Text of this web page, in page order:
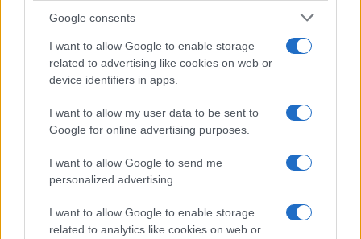
Google consents
I want to allow Google to enable storage
related to advertising like cookies on web or
device identifiers in apps.
I want to allow my user data to be sent to
Google for online advertising purposes.
I want to allow Google to send me
personalized advertising.
I want to allow Google to enable storage
related to analytics like cookies on web or
Continua a leggere